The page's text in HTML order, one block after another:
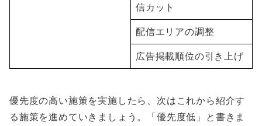
信カット
配信エリアの調整
広告掲載順位の引き上げ
優先度の高い施策を実施したら、次はこれから紹介す
る施策を進めていきましょう。「優先度低」と書きま